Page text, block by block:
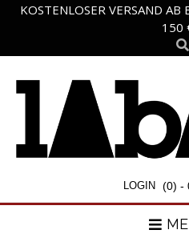
KOSTENLOSER VERSAND
150
LOGIN (0) -